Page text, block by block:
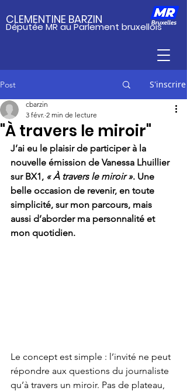
Députée MR au Parlement bruxellois
CLEMENTINE BARZIN
Post S'inscrire
"À travers le miroir"
cbarzin
3 févr. 2 min de lecture
J’ai eu le plaisir de participer à la
nouvelle émission de Vanessa Lhuillier
sur BX1, « À travers le miroir ». Une
belle occasion de revenir, en toute
simplicité, sur mon parcours, mais
aussi d’aborder ma personnalité et
mon quotidien.
Le concept est simple : l’invité ne peut
répondre aux questions du journaliste
qu’à travers un miroir. Pas de plateau,